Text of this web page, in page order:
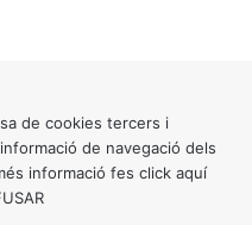
de cookies tercers i
de navegació dels
informació fes click aquí